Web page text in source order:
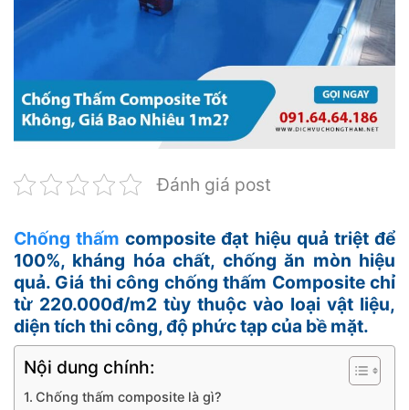
Đánh giá post
Chống thấm composite đạt hiệu quả triệt để
100%, kháng hóa chất, chống ăn mòn hiệu
quả. Giá thi công chống thấm Composite chỉ
từ 220.000đ/m2 tùy thuộc vào loại vật liệu,
diện tích thi công, độ phức tạp của bề mặt.
Nội dung chính:
Chống thấm composite là gì?